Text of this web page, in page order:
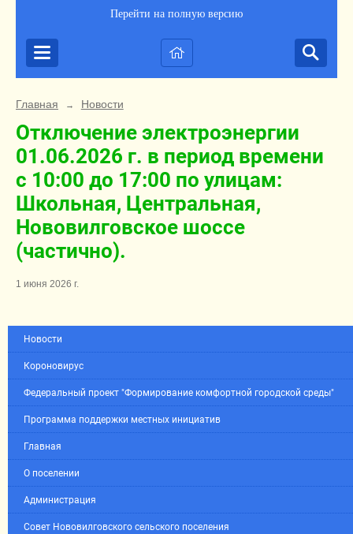
Перейти на полную версию
Главная → Новости
Отключение электроэнергии
01.06.2026 г. в период времени
с 10:00 до 17:00 по улицам:
Школьная, Центральная,
Нововилговское шоссе
(частично).
1 июня 2026 г.
Новости
Короновирус
Федеральный проект "Формирование комфортной городской среды"
Программа поддержки местных инициатив
Главная
О поселении
Администрация
Совет Нововилговского сельского поселения